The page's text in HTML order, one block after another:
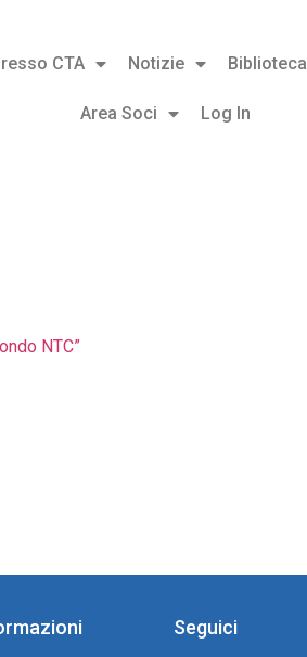
CTA Notizie Biblioteca
Area Soci Log In
NTC”
Seguici